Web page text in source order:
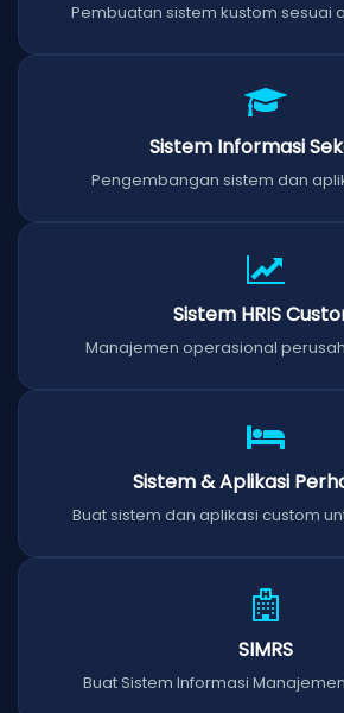
Pembuatan sistem kustom sesuai
Sistem Informasi
Pengembangan sistem dan
Sistem HRIS
Manajemen operasional
Sistem & Aplikasi
Buat sistem dan aplikasi custom
SIMRS
Buat Sistem Informasi